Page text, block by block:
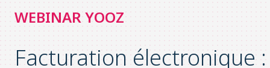
WEBINAR YOOZ
Facturation électronique :